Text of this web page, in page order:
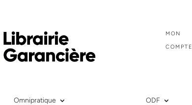
MON
COMPTE
Omnipratique ODF